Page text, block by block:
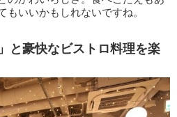
もいいかもしれないですね。
と豪快なビストロ料理を楽